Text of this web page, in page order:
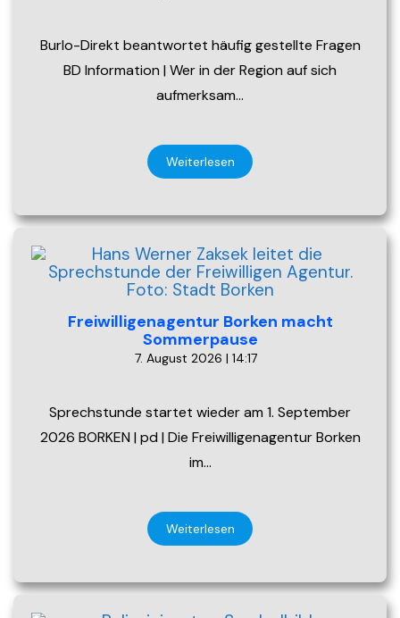
Burlo-Direkt beantwortet häufig gestellte Fragen
BD Information | Wer in der Region auf sich
aufmerksam…
Weiterlesen
Freiwilligenagentur Borken macht
Sommerpause
7. August 2026 | 14:17
Sprechstunde startet wieder am 1. September
2026 BORKEN | pd | Die Freiwilligenagentur Borken
im…
Weiterlesen